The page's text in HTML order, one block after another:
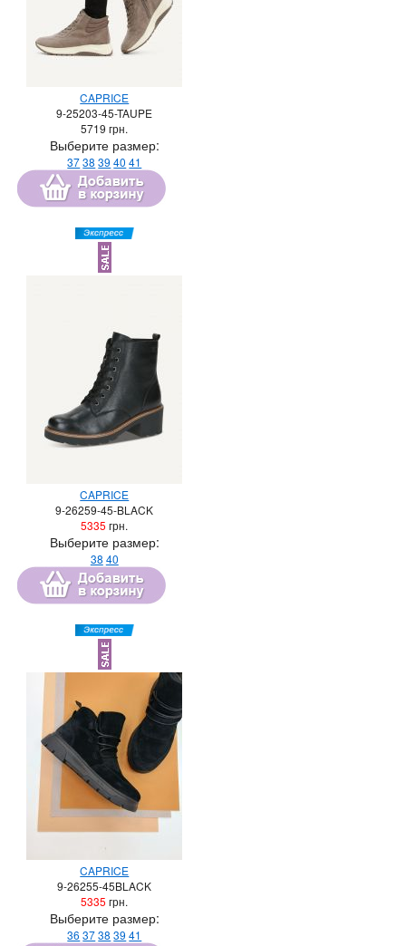
CAPRICE
9-25203-45-TAUPE
5719 грн.
Выберите размер:
3738 39 40 41
CAPRICE
9-26259-45-BLACK
5335 грн.
Выберите размер:
38 40
CAPRICE
9-26255-45BLACK
5335 грн.
Выберите размер:
36 3738 39 41